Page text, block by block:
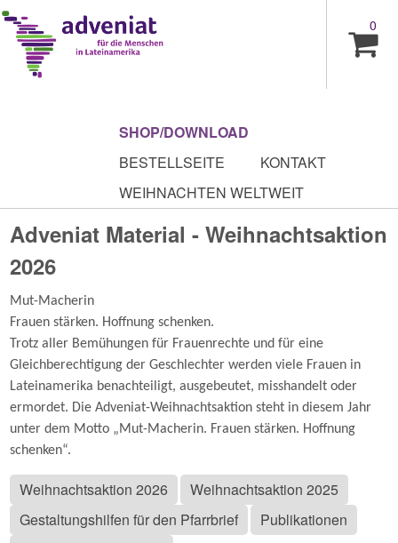
0
SHOP/DOWNLOAD
BESTELLSEITE
KONTAKT
WEIHNACHTEN WELTWEIT
Adveniat Material - Weihnachtsaktion
2026
Mut-Macherin
Frauen stärken. Hoffnung schenken.
Trotz aller Bemühungen für Frauenrechte und für eine
Gleichberechtigung der Geschlechter werden viele Frauen in
Lateinamerika benachteiligt, ausgebeutet, misshandelt oder
ermordet. Die Adveniat-Weihnachtsaktion steht in diesem Jahr
unter dem Motto „Mut-Macherin. Frauen stärken. Hoffnung
schenken“.
Weihnachtsaktion 2026
Weihnachtsaktion 2025
Gestaltungshilfen für den Pfarrbrief
Publikationen